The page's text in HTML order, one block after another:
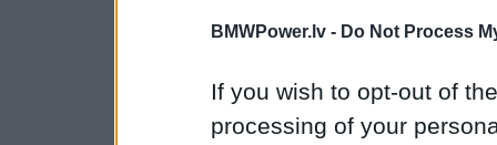
BMWPower.lv - Do Not Process
If you wish to opt-out of
processing of your